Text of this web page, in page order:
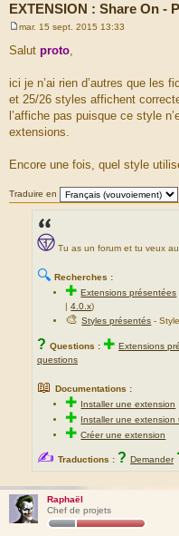
EXTENSION : Share On -
e
s
a
g
e
mar. 15 sept. 2015 13:33
Salut proto
ici je n’ai rien d’autres que les
et 25/26 styles affichent
l’affiche pas puisque ce style
extensions.
Encore une fois, quel style
Traduire en
Tu as un forum et tu veux
🔍 Recherches :
✚Extensions présentées
|4.0.x)
🎨Styles présentés -
? Questions : ✚ Extensions
questions
📖 Documentations :
✚ Installer une extension
✚ Installer une extension
✚Créer une extension
✍ Traductions : ? Demander
Raphaël
Chef de projets